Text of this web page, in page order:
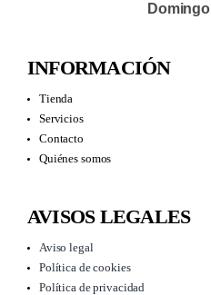
Domingo
INFORMACIÓN
Tienda
Servicios
Contacto
Quiénes somos
AVISOS LEGALES
Aviso legal
Política de cookies
Política de privacidad